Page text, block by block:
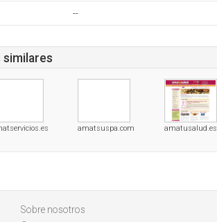
--
similares
amatsuspa.com amatusalud.es
Sobre nosotros